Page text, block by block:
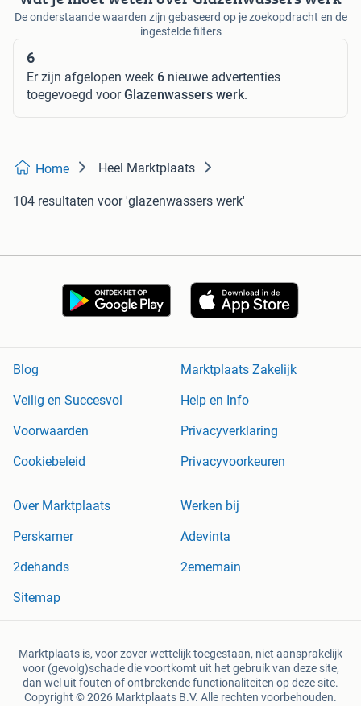
De onderstaande waarden zijn gebaseerd op je zoekopdracht en de
ingestelde filters
6
Er zijn afgelopen week 6 nieuwe advertenties
toegevoegd voorGlazenwassers werk.
Home Heel Marktplaats
104 resultaten voor 'glazenwassers werk'
Blog
Marktplaats Zakelijk
Veilig en Succesvol
Help en Info
Voorwaarden
Privacyverklaring
Cookiebeleid
Privacyvoorkeuren
Over Marktplaats
Werken bij
Perskamer
Adevinta
2dehands
2ememain
Sitemap
Marktplaats is, voor zover wettelijk toegestaan, niet aansprakelijk
voor (gevolg)schade die voortkomt uit het gebruik van deze site,
dan wel uit fouten of ontbrekende functionaliteiten op deze site.
Copyright © 2026 Marktplaats B.V. Alle rechten voorbehouden.